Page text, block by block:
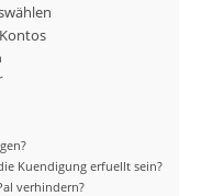
Kuendigung erfuellt sein?
verhindern?